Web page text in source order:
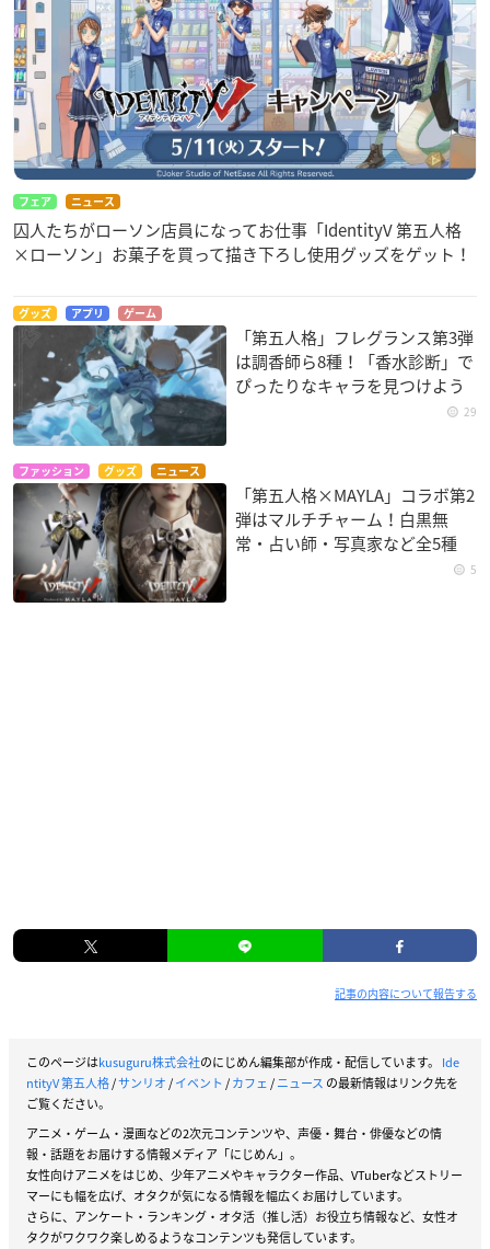
フェア ニュース
囚人たちがローソン店員になってお仕事「IdentityV 第五人格
×ローソン」お菓子を買って描き下ろし使用グッズをゲット！
グッズ アプリ ゲーム
「第五人格」フレグランス第3弾
は調香師ら8種！「香水診断」で
ぴったりなキャラを見つけよう
29
ファッション グッズ ニュース
「第五人格×MAYLA」コラボ第2
弾はマルチチャーム！白黒無
常・占い師・写真家など全5種
5
記事の内容について報告する
このページはkusuguru株式会社のにじめん編集部が作成・配信しています。 Ide
ntityV 第五人格/サンリオ/イベント /カフェ/ニュース の最新情報はリンク先を
ご覧ください。
アニメ・ゲーム・漫画などの2次元コンテンツや、声優・舞台・俳優などの情
報・話題をお届けする情報メディア「にじめん」。
女性向けアニメをはじめ、少年アニメやキャラクター作品、VTuberなどストリー
マーにも幅を広げ、オタクが気になる情報を幅広くお届けしています。
さらに、アンケート・ランキング・オタ活（推し活）お役立ち情報など、女性オ
タクがワクワク楽しめるようなコンテンツも発信しています。